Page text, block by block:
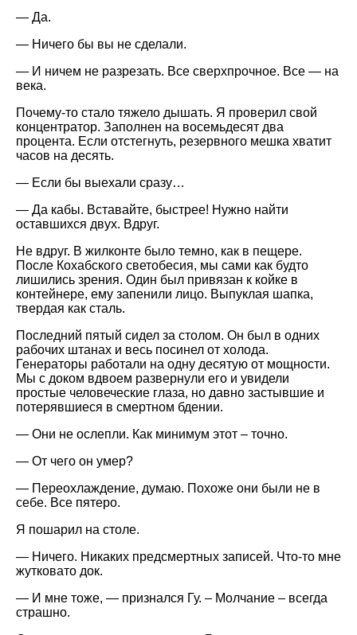
— Да.
— Ничего бы вы не сделали.
— И ничем не разрезать. Все сверхпрочное. Все — на
века.
Почему-то стало тяжело дышать. Я проверил свой
концентратор. Заполнен на восемьдесят два
процента. Если отстегнуть, резервного мешка хватит
часов на десять.
— Если бы выехали сразу…
— Да кабы. Вставайте, быстрее! Нужно найти
оставшихся двух. Вдруг.
Не вдруг. В жилконте было темно, как в пещере.
После Кохабского светобесия, мы сами как будто
лишились зрения. Один был привязан к койке в
контейнере, ему запенили лицо. Выпуклая шапка,
твердая как сталь.
Последний пятый сидел за столом. Он был в одних
рабочих штанах и весь посинел от холода.
Генераторы работали на одну десятую от мощности.
Мы с доком вдвоем развернули его и увидели
простые человеческие глаза, но давно застывшие и
потерявшиеся в смертном бдении.
— Они не ослепли. Как минимум этот – точно.
— От чего он умер?
— Переохлаждение, думаю. Похоже они были не в
себе. Все пятеро.
Я пошарил на столе.
— Ничего. Никаких предсмертных записей. Что-то мне
жутковато док.
— И мне тоже, — признался Гу. – Молчание – всегда
страшно.